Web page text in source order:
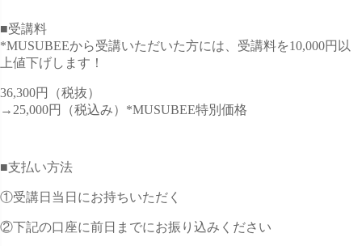
■受講料
*MUSUBEEから受講いただいた方には、受講料を10,000円以
上値下げします！
36,300円（税抜）
→25,000円（税込み）*MUSUBEE特別価格
■支払い方法
①受講日当日にお持ちいただく
②下記の口座に前日までにお振り込みください